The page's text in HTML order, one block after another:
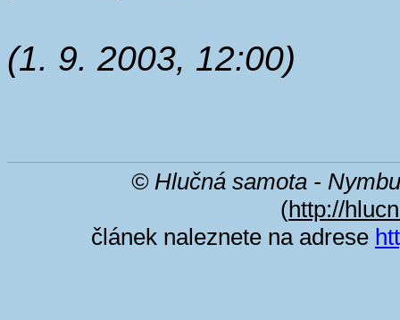
(1. 9. 2003, 12:00)
© Hlučná samota -
(http://
článek naleznete na adrese